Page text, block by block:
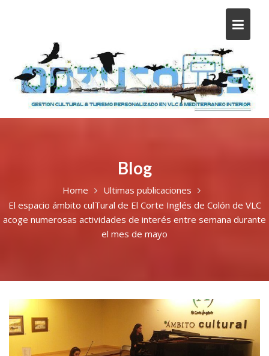
Blog
Home
Ultimas publicaciones
El espacio ámbito culTural de El Corte Inglés de Colón de VLC
acoge numerosas actividades de interés entre semana durante
el mes de mayo